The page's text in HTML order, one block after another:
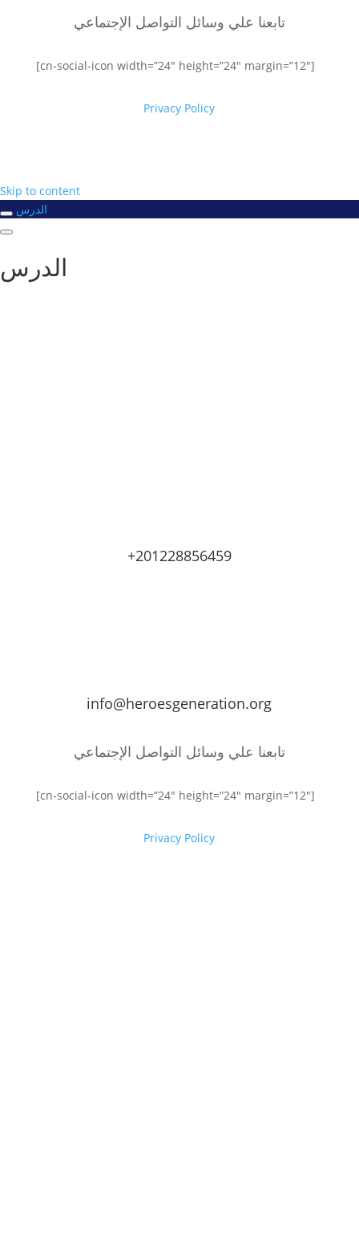
تابعنا علي وسائل التواصل الإجتماعي
[cn-social-icon width=”24″ height=”24″ margin=”12″]
Privacy Policy
Skip to content
الدرس
الدرس
+201228856459
info@heroesgeneration.org
تابعنا علي وسائل التواصل الإجتماعي
[cn-social-icon width=”24″ height=”24″ margin=”12″]
Privacy Policy